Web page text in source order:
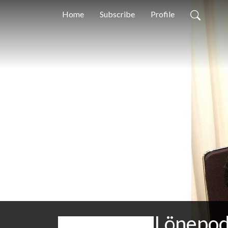
Home Subscribe Profile